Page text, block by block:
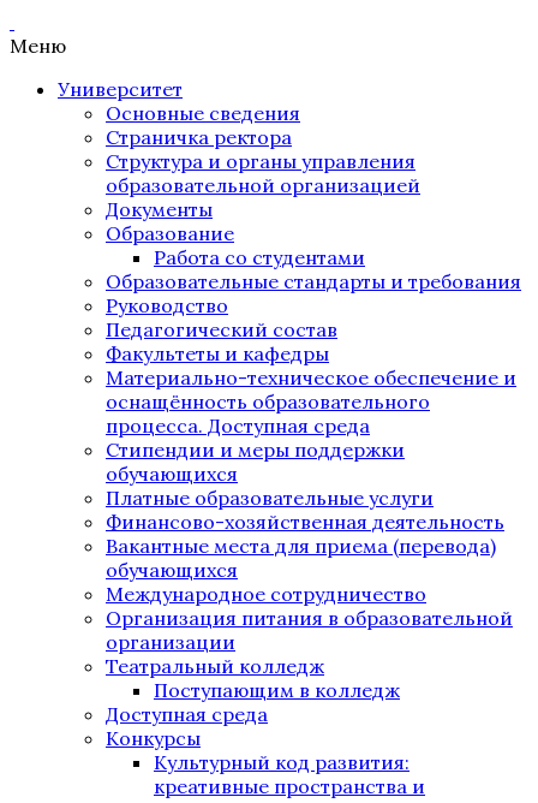
Меню
Университет
Основные сведения
Страничка ректора
Структура и органы управления
образовательной организацией
Документы
Образование
Работа со студентами
Образовательные стандарты и требования
Руководство
Педагогический состав
Факультеты и кафедры
Материально-техническое обеспечение и
оснащённость образовательного
процесса. Доступная среда
Стипендии и меры поддержки
обучающихся
Платные образовательные услуги
Финансово-хозяйственная деятельность
Вакантные места для приема (перевода)
обучающихся
Международное сотрудничество
Организация питания в образовательной
организации
Театральный колледж
Поступающим в колледж
Доступная среда
Конкурсы
Культурный код развития:
креативные пространства и